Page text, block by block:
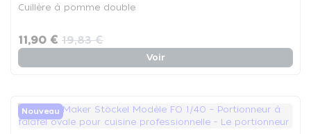
Cuillère à pomme double
11,90 € 19,83 €
Voir
Nouveau